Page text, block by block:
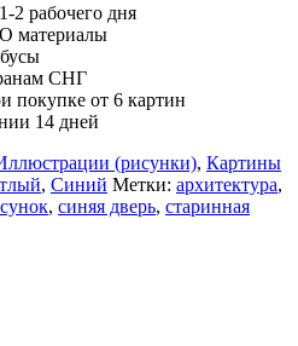
2 рабочего дня
материалы
СНГ
покупке от 6 картин
14 дней
(рисунки), Картины
, Синий Метки: архитектура,
, синяя дверь, старинная